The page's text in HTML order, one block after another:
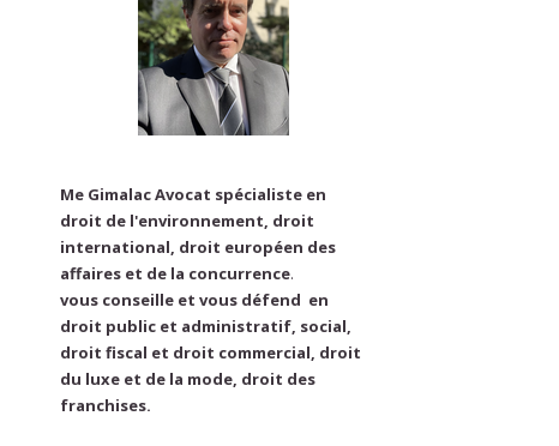
Me Gimalac Avocat spécialiste en
droit de l'environnement, droit
international, droit européen des
affaires et de la concurrence.
vous conseille et vous défend en
droit public et administratif, social,
droit fiscal et droit commercial, droit
du luxe et de la mode, droit des
franchises.